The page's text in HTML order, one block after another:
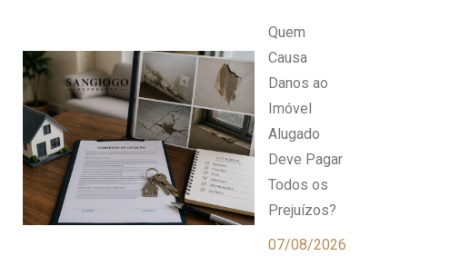
Quem
Causa
Danos ao
Imóvel
Alugado
Deve Pagar
Todos os
Prejuízos?
07/08/2026